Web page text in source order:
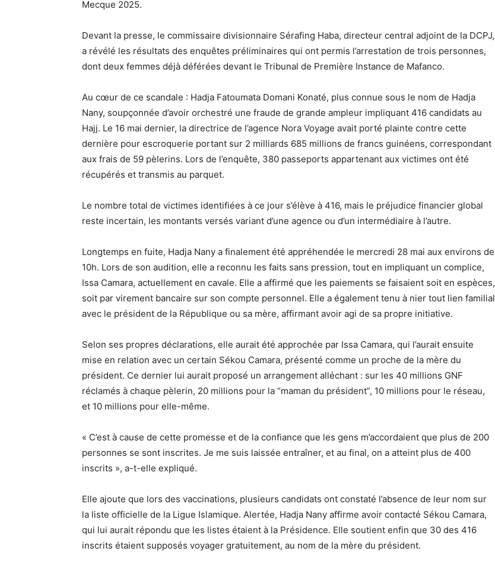
Mecque 2025.
Devant la presse, le commissaire divisionnaire Sérafing Haba, directeur central adjoint de la DCPJ,
a révélé les résultats des enquêtes préliminaires qui ont permis l’arrestation de trois personnes,
dont deux femmes déjà déférées devant le Tribunal de Première Instance de Mafanco.
Au cœur de ce scandale : Hadja Fatoumata Domani Konaté, plus connue sous le nom de Hadja
Nany, soupçonnée d’avoir orchestré une fraude de grande ampleur impliquant 416 candidats au
Hajj. Le 16 mai dernier, la directrice de l’agence Nora Voyage avait porté plainte contre cette
dernière pour escroquerie portant sur 2 milliards 685 millions de francs guinéens, correspondant
aux frais de 59 pèlerins. Lors de l’enquête, 380 passeports appartenant aux victimes ont été
récupérés et transmis au parquet.
Le nombre total de victimes identifiées à ce jour s’élève à 416, mais le préjudice financier global
reste incertain, les montants versés variant d’une agence ou d’un intermédiaire à l’autre.
Longtemps en fuite, Hadja Nany a finalement été appréhendée le mercredi 28 mai aux environs de
10h. Lors de son audition, elle a reconnu les faits sans pression, tout en impliquant un complice,
Issa Camara, actuellement en cavale. Elle a affirmé que les paiements se faisaient soit en espèces,
soit par virement bancaire sur son compte personnel. Elle a également tenu à nier tout lien familial
avec le président de la République ou sa mère, affirmant avoir agi de sa propre initiative.
Selon ses propres déclarations, elle aurait été approchée par Issa Camara, qui l’aurait ensuite
mise en relation avec un certain Sékou Camara, présenté comme un proche de la mère du
président. Ce dernier lui aurait proposé un arrangement alléchant : sur les 40 millions GNF
réclamés à chaque pèlerin, 20 millions pour la “maman du président”, 10 millions pour le réseau,
et 10 millions pour elle-même.
« C’est à cause de cette promesse et de la confiance que les gens m’accordaient que plus de 200
personnes se sont inscrites. Je me suis laissée entraîner, et au final, on a atteint plus de 400
inscrits », a-t-elle expliqué.
Elle ajoute que lors des vaccinations, plusieurs candidats ont constaté l’absence de leur nom sur
la liste officielle de la Ligue Islamique. Alertée, Hadja Nany affirme avoir contacté Sékou Camara,
qui lui aurait répondu que les listes étaient à la Présidence. Elle soutient enfin que 30 des 416
inscrits étaient supposés voyager gratuitement, au nom de la mère du président.